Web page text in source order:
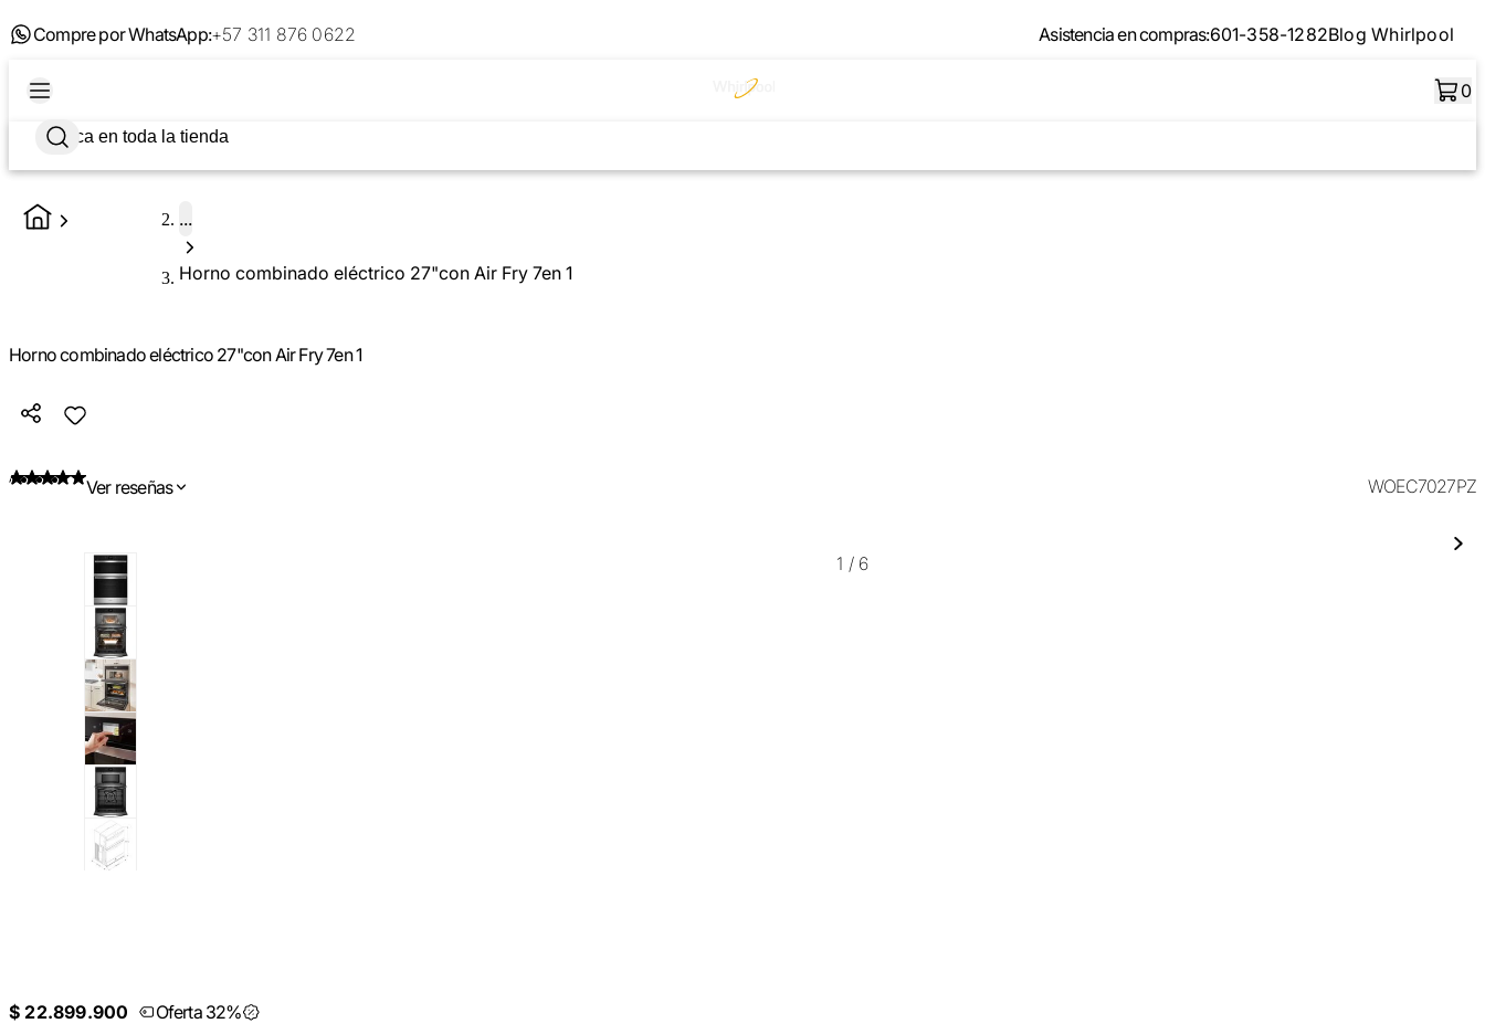
Compre por WhatsApp:+57 311 876 0622 Asistencia en compras:601-358-1282Blog Whirlpool
0
...
Horno combinado eléctrico 27"con Air Fry 7en 1
Horno combinado eléctrico 27"con Air Fry 7en 1
Ver reseñas WOEC7027PZ
1 / 6
$ 22.899.900
Oferta 32%